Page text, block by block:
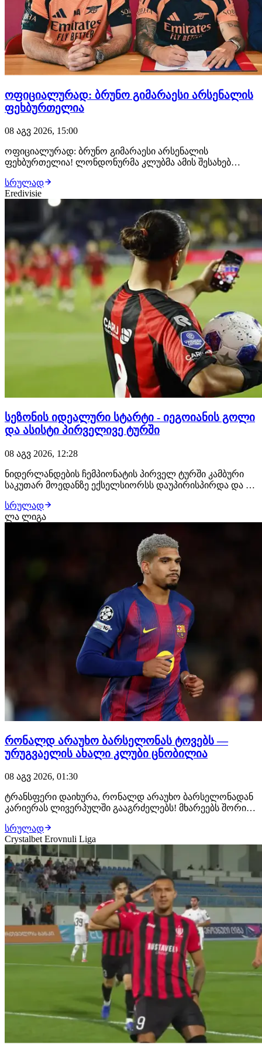
ოფიციალურად: ბრუნო გიმარაესი არსენალის
ფეხბურთელია
08 აგვ 2026, 15:00
ოფიციალურად: ბრუნო გიმარაესი არსენალის
ფეხბურთელია! ლონდონურმა კლუბმა ამის შესახებ
ბრაზილიელმა ნახევარმცველმა არსენალთან
კონტრაქტი 2030 წლამდე გააფორმა, მხარეებს შორის კი
£75 მილიონიანი გარიგება შედგა.
სრულად
Eredivisie
სეზონის იდეალური სტარტი - იეგოიანის გოლი
და ასისტი პირველივე ტურში
08 აგვ 2026, 12:28
ნიდერლანდების ჩემპიონატის პირველ ტურში კამბური
საკუთარ მოედანზე ექსელსიორსს დაუპირისპირდა და 0:4
ექსელსიორსის ქართველი ფეხბურთელი ირაკლი
იეგოიანი. ერედივიზონის ახალი სეზონის პირველი გოლი
სრულად
ლა ლიგა
რონალდ არაუხო ბარსელონას ტოვებს —
ურუგვაელის ახალი კლუბი ცნობილია
08 აგვ 2026, 01:30
ტრანსფერი დაიხურა, რონალდ არაუხო ბარსელონადან
კარიერას ლივერპულში გააგრძელებს! მხარეებს შორის
მცველს ახალ კლუბში უკვე ელოდებიან, სადაც
სამედიცინო შემოწმებას გაივლის და კონტრაქტს ხელს
მოაწერს. როგორც ცნობილი ხდება, მხარეებს შორის 1-
წლიან…
სრულად
Crystalbet Erovnuli Liga